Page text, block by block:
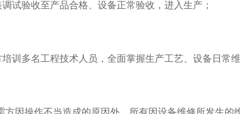
试验收至产品合格、设备正常验收，进入生产；
训多名工程技术人员，全面掌握生产工艺、设备日常
因操作不当造成的原因外，所有因设备维修所发生的